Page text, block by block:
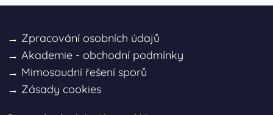
→ Zpracování osobních údajů
→ Akademie - obchodní podmínky
→ Mimosoudní řešení sporů
→ Zásady cookies